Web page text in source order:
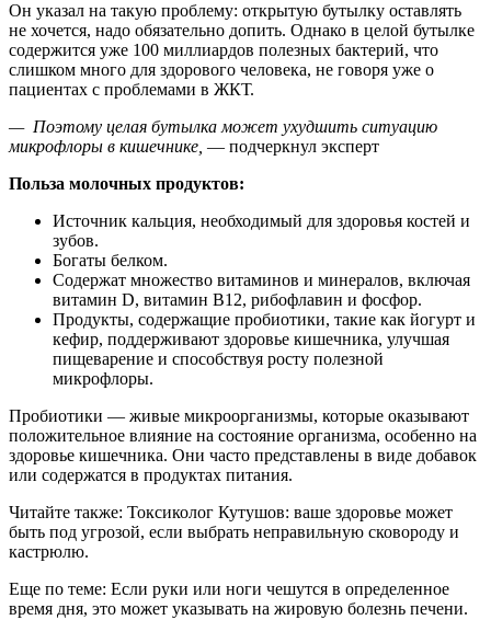
Он указал на такую проблему: открытую бутылку оставлять
не хочется, надо обязательно допить. Однако в целой бутылке
содержится уже 100 миллиардов полезных бактерий, что
слишком много для здорового человека, не говоря уже о
пациентах с проблемами в ЖКТ.
— Поэтому целая бутылка может ухудшить ситуацию
микрофлоры в кишечнике, — подчеркнул эксперт
Польза молочных продуктов:
Источник кальция, необходимый для здоровья костей и
зубов.
Богаты белком.
Содержат множество витаминов и минералов, включая
витамин D, витамин B12, рибофлавин и фосфор.
Продукты, содержащие пробиотики, такие как йогурт и
кефир, поддерживают здоровье кишечника, улучшая
пищеварение и способствуя росту полезной
микрофлоры.
Пробиотики — живые микроорганизмы, которые оказывают
положительное влияние на состояние организма, особенно на
здоровье кишечника. Они часто представлены в виде добавок
или содержатся в продуктах питания.
Читайте также: Токсиколог Кутушов: ваше здоровье может
быть под угрозой, если выбрать неправильную сковороду и
кастрюлю.
Еще по теме: Если руки или ноги чешутся в определенное
время дня, это может указывать на жировую болезнь печени.